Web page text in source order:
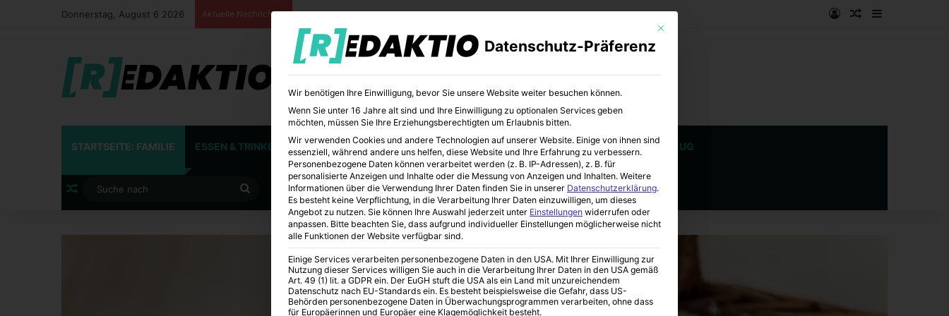
Donnerstag, August 6 2026 Aktuelle Nachrichten AnmeldenZufälliger
STARTSEITE: FAMILIE ESSEN & TRINKEN FAMILIEN-RATGEBER FAMILIENURLAUB KINDER-GADGETS SPIELZEUG
Zufälliger Artikel
nach
Mit diesem Button wird der Dialog geschlossen. Seine Funktionalität ist
Datenschutz-Präferenz
Wir benötigen Ihre Einwilligung, bevor Sie unsere Website weiter besuchen können.
Wenn Sie unter 16 Jahre alt sind und Ihre Einwilligung zu optionalen Services geben
möchten, müssen Sie Ihre Erziehungsberechtigten um Erlaubnis bitten.
Wir verwenden Cookies und andere Technologien auf unserer Website. Einige von ihnen sind
essenziell, während andere uns helfen, diese Website und Ihre Erfahrung zu verbessern.
Personenbezogene Daten können verarbeitet werden (z. B. IP-Adressen), z. B. für
personalisierte Anzeigen und Inhalte oder die Messung von Anzeigen und Inhalten. Weitere
Informationen über die Verwendung Ihrer Daten finden Sie in unserer Datenschutzerklärung.
Es besteht keine Verpflichtung, in die Verarbeitung Ihrer Daten einzuwilligen, um dieses
Angebot zu nutzen. Sie können Ihre Auswahl jederzeit unter Einstellungen widerrufen oder
anpassen. Bitte beachten Sie, dass aufgrund individueller Einstellungen möglicherweise nicht
alle Funktionen der Website verfügbar sind.
Einige Services verarbeiten personenbezogene Daten in den USA. Mit Ihrer Einwilligung zur
Nutzung dieser Services willigen Sie auch in die Verarbeitung Ihrer Daten in den USA gemäß
Art. 49 (1) lit. a GDPR ein. Der EuGH stuft die USA als ein Land mit unzureichendem
Datenschutz nach EU-Standards ein. Es besteht beispielsweise die Gefahr, dass US-
Behörden personenbezogene Daten in Überwachungsprogrammen verarbeiten, ohne dass
für Europäerinnen und Europäer eine Klagemöglichkeit besteht.